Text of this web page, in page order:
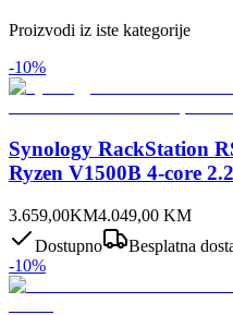
Proizvodi iz iste kategorije
-10%
Synology RackStation
Ryzen V1500B 4-core
3.659,00KM4.049,00 KM
Dostupno
Besplatna
-10%